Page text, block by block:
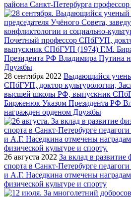
района Санкт-Петербурга
28 сентября 2022 Выдающийся
СПбГУП, доктор культурологии,
высшей школы РФ, выпускник
Бирженюк Указом Президента РФ
награжден орденом Дружбы
26 августа 2022 За вклад в развитие
спорта в Санкт-Петербурге
и А.Г. Наседкина отмечены
физической культуре и спорту